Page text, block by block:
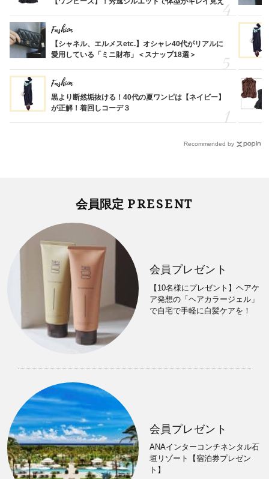
Fashion
【シャネル、エルメスetc.】オシャレ40代がリアルに
愛用している「ミニ財布」＜スナップ18選＞
Fashion
黒より断然垢抜ける！40代の夏ワンピは【ネイビー】
が正解！着回しコーデ３
Recommended by
会員限定 PRESENT
会員プレゼント
【10名様にプレゼント】ヘアケ
ア発想の「ヘアカラージェル」
で自宅で手軽に白髪ケアを！
会員プレゼント
ANAインターコンチネンタル石
垣リゾート【宿泊券プレゼン
ト】